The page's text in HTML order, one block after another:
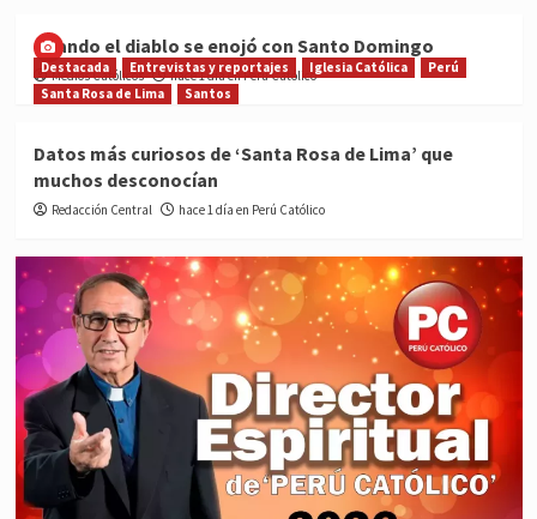
Cuando el diablo se enojó con Santo Domingo
Medios Católicos hace 1 día en Perú Católico
Destacada Entrevistas y reportajes Iglesia Católica
Perú
Santa Rosa de Lima
Santos
Datos más curiosos de ‘Santa Rosa de Lima’ que
muchos desconocían
Redacción Central hace 1 día en Perú Católico